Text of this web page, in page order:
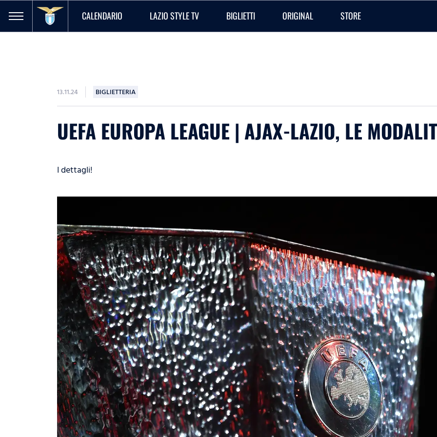
CALENDARIO LAZIO STYLE TV BIGLIETTI ORIGINAL STORE
13.11.24 BIGLIETTERIA
UEFA EUROPA LEAGUE | AJAX-LAZIO, LE
I dettagli!